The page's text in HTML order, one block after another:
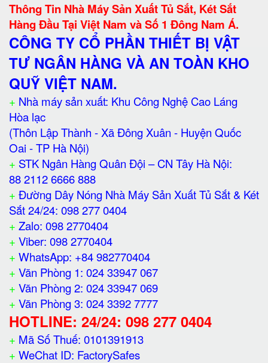
Thông Tin Nhà Máy Sản Xuất Tủ Sắt, Két Sắt
Hàng Đầu Tại Việt Nam và Số 1 Đông Nam Á.
CÔNG TY CỔ PHẦN THIẾT BỊ VẬT
TƯ NGÂN HÀNG VÀ AN TOÀN KHO
QUỸ VIỆT NAM.
+ Nhà máy sản xuất: Khu Công Nghệ Cao Láng
Hòa lạc
(Thôn Lập Thành - Xã Đông Xuân - Huyện Quốc
Oai - TP Hà Nội)
+ STK Ngân Hàng Quân Đội – CN Tây Hà Nội:
88 2112 6666 888
+ Đường Dây Nóng Nhà Máy Sản Xuất Tủ Sắt & Két
Sắt 24/24: 098 277 0404
+ Zalo: 098 2770404
+ Viber: 098 2770404
+ WhatsApp: +84 982770404
+ Văn Phòng 1: 024 33947 067
+ Văn Phòng 2: 024 33947 069
+ Văn Phòng 3: 024 3392 7777
HOTLINE: 24/24: 098 277 0404
+ Mã Số Thuế: 0101391913
+ WeChat ID: FactorySafes